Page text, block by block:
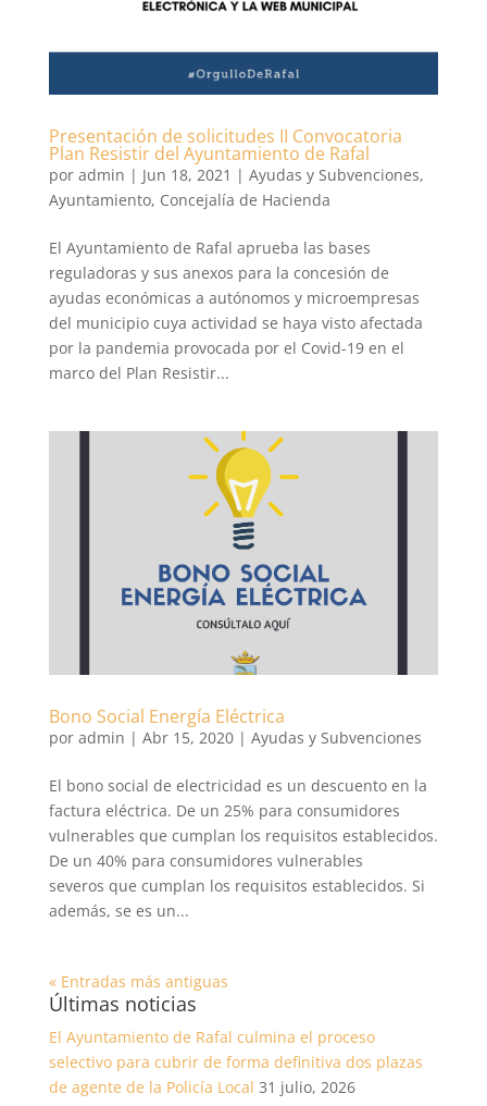
Presentación de solicitudes II Convocatoria
Plan Resistir del Ayuntamiento de Rafal
por admin | Jun 18, 2021 | Ayudas y Subvenciones,
Ayuntamiento, Concejalía de Hacienda
El Ayuntamiento de Rafal aprueba las bases
reguladoras y sus anexos para la concesión de
ayudas económicas a autónomos y microempresas
del municipio cuya actividad se haya visto afectada
por la pandemia provocada por el Covid-19 en el
marco del Plan Resistir...
Bono Social Energía Eléctrica
por admin | Abr 15, 2020| Ayudas y Subvenciones
El bono social de electricidad es un descuento en la
factura eléctrica. De un 25% para consumidores
vulnerables que cumplan los requisitos establecidos.
De un 40% para consumidores vulnerables
severos que cumplan los requisitos establecidos. Si
además, se es un...
« Entradas más antiguas
Últimas noticias
El Ayuntamiento de Rafal culmina el proceso
selectivo para cubrir de forma definitiva dos plazas
de agente de la Policía Local 31 julio, 2026